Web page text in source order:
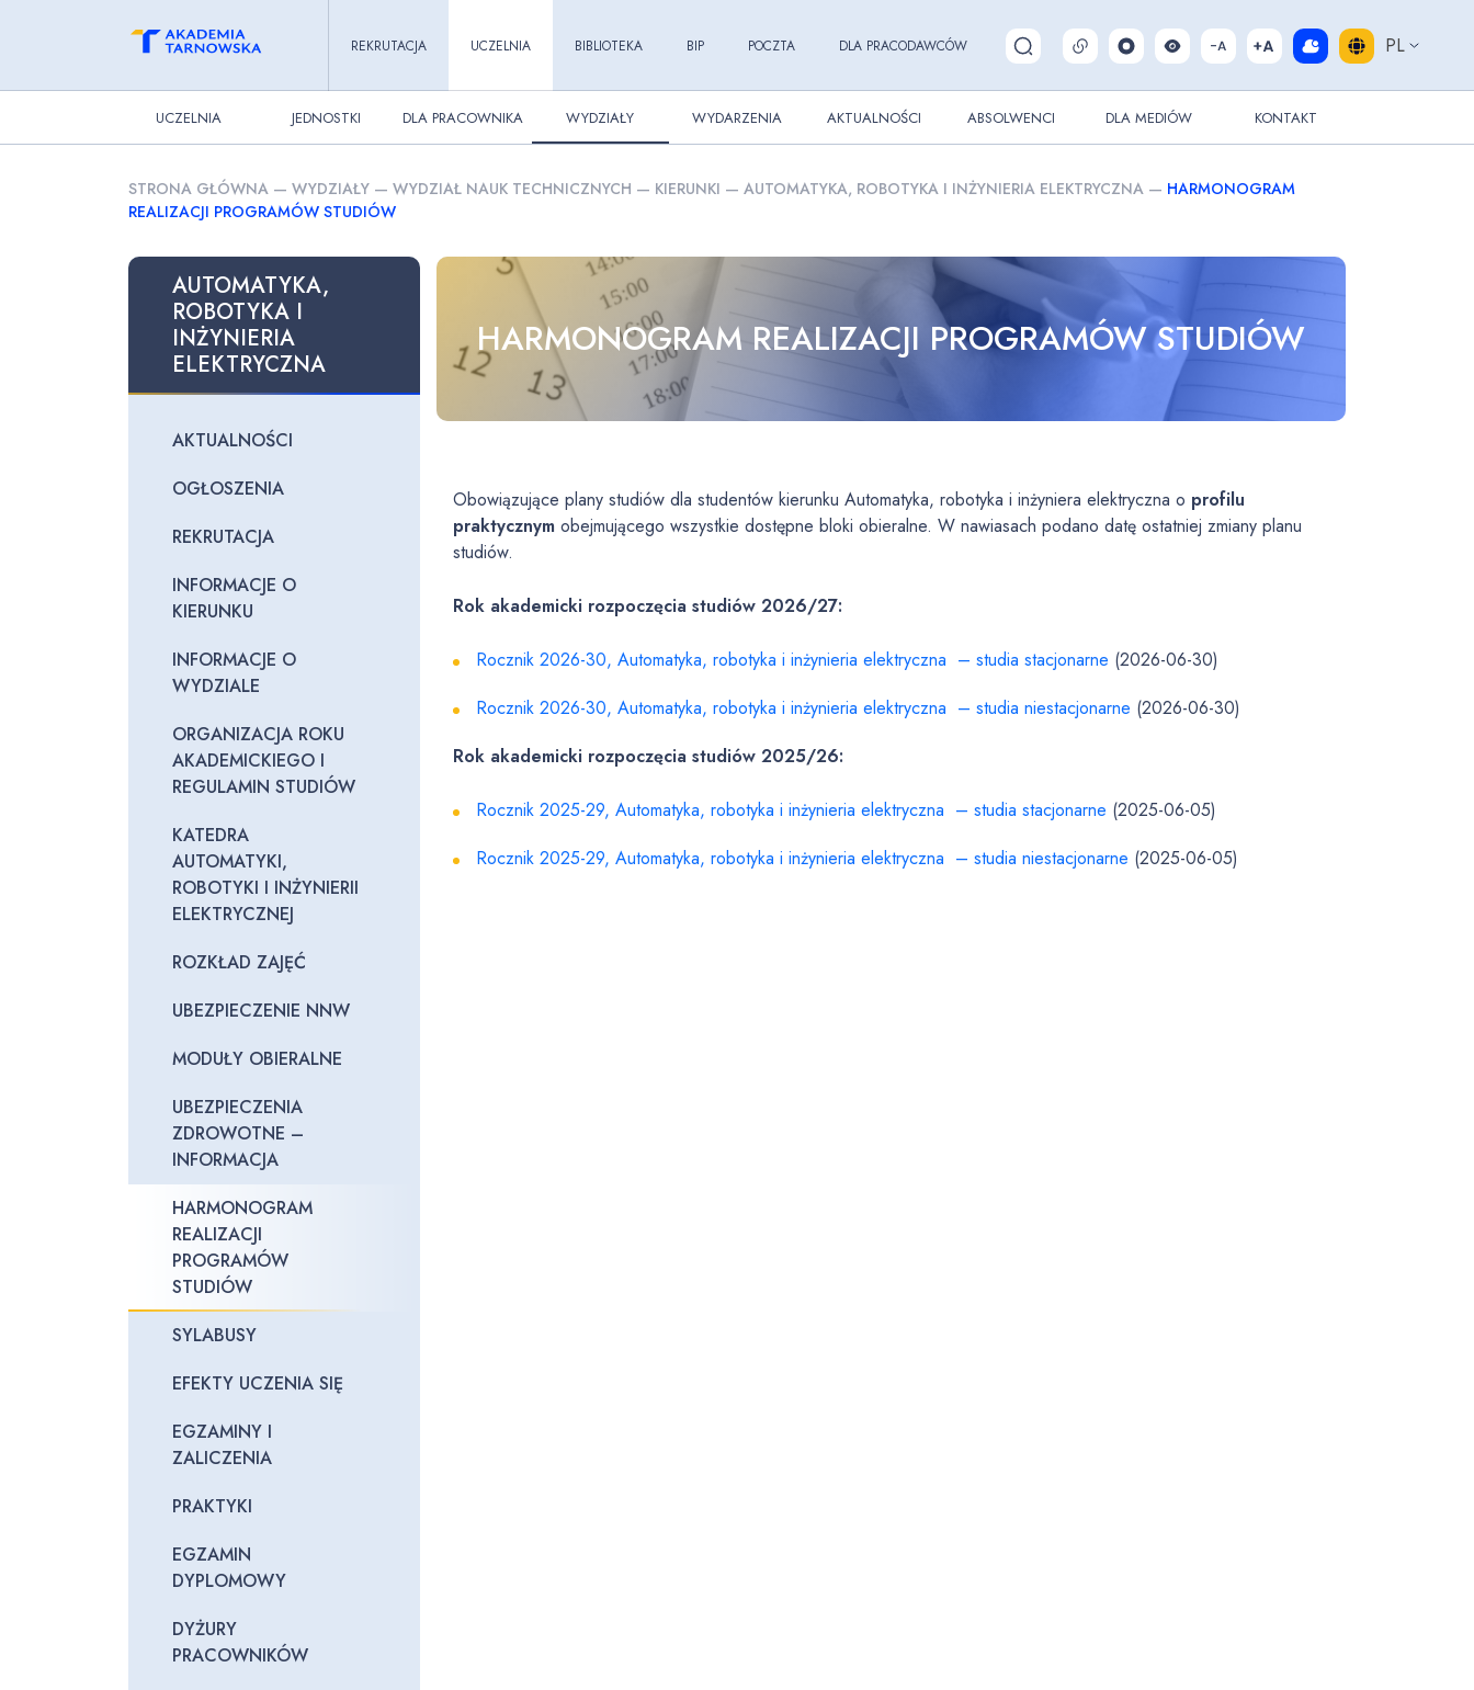
REKRUTACJA UCZELNIA BIBLIOTEKA BIP POCZTA DLA PRACODAWCÓW Pokaż/ukryj wyszukiwarkę PL
UCZELNIA JEDNOSTKI DLA PRACOWNIKA WYDZIAŁY WYDARZENIA AKTUALNOŚCI ABSOLWENCI DLA MEDIÓW KONTAKT
STRONA GŁÓWNA — WYDZIAŁY — WYDZIAŁ NAUK TECHNICZNYCH — KIERUNKI — AUTOMATYKA, ROBOTYKA I INŻYNIERIA ELEKTRYCZNA — HARMONOGRAM
REALIZACJI PROGRAMÓW STUDIÓW
AUTOMATYKA,
ROBOTYKA I
INŻYNIERIA
ELEKTRYCZNA
AKTUALNOŚCI
OGŁOSZENIA
REKRUTACJA
INFORMACJE O
KIERUNKU
INFORMACJE O
WYDZIALE
ORGANIZACJA ROKU
AKADEMICKIEGO I
REGULAMIN STUDIÓW
KATEDRA
AUTOMATYKI,
ROBOTYKI I INŻYNIERII
ELEKTRYCZNEJ
ROZKŁAD ZAJĘĆ
UBEZPIECZENIE NNW
MODUŁY OBIERALNE
UBEZPIECZENIA
ZDROWOTNE –
INFORMACJA
HARMONOGRAM
REALIZACJI
PROGRAMÓW
STUDIÓW
SYLABUSY
EFEKTY UCZENIA SIĘ
EGZAMINY I
ZALICZENIA
PRAKTYKI
EGZAMIN
DYPLOMOWY
DYŻURY
PRACOWNIKÓW
HARMONOGRAM REALIZACJI PROGRAMÓW STUDIÓW
Obowiązujące plany studiów dla studentów kierunku Automatyka, robotyka i inżyniera elektryczna o profilu
praktycznym obejmującego wszystkie dostępne bloki obieralne. W nawiasach podano datę ostatniej zmiany planu
studiów.
Rok akademicki rozpoczęcia studiów 2026/27:
Rocznik 2026-30, Automatyka, robotyka i inżynieria elektryczna – studia stacjonarne (2026-06-30)
Rocznik 2026-30, Automatyka, robotyka i inżynieria elektryczna – studia niestacjonarne (2026-06-30)
Rok akademicki rozpoczęcia studiów 2025/26:
Rocznik 2025-29, Automatyka, robotyka i inżynieria elektryczna – studia stacjonarne (2025-06-05)
Rocznik 2025-29, Automatyka, robotyka i inżynieria elektryczna – studia niestacjonarne (2025-06-05)